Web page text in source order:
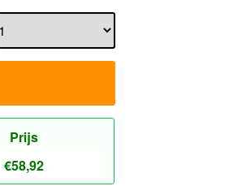
Prijs
€58,92